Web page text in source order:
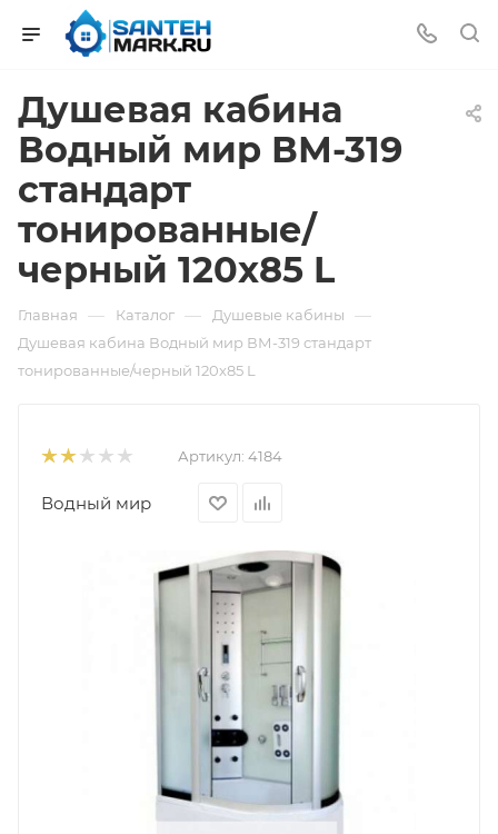
Душевая кабина
Водный мир ВМ-319
стандарт
тонированные/
черный 120x85 L
Главная — Каталог — Душевые кабины —
Душевая кабина Водный мир ВМ-319 стандарт
тонированные/черный 120x85 L
Артикул: 4184
Водный мир